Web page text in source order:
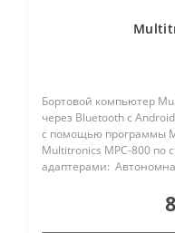
Бортовой компьютер
через Bluetooth с
с помощью программы
Multitronics MPC-800 по
адаптерами: